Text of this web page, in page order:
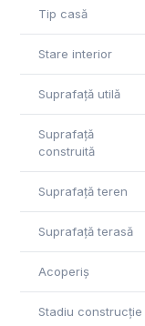
Tip casă
Stare interior
Suprafață utilă
Suprafață
construită
Suprafață teren
Suprafață terasă
Acoperiș
Stadiu construcție